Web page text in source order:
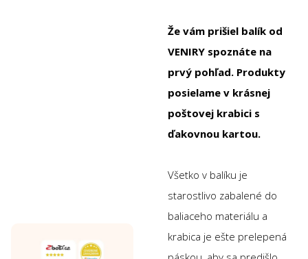
Že vám prišiel balík od
VENIRY spoznáte na
prvý pohľad. Produkty
posielame v krásnej
poštovej krabici s
ďakovnou kartou.
Všetko v balíku je
starostlivo zabalené do
baliaceho materiálu a
krabica je ešte prelepená